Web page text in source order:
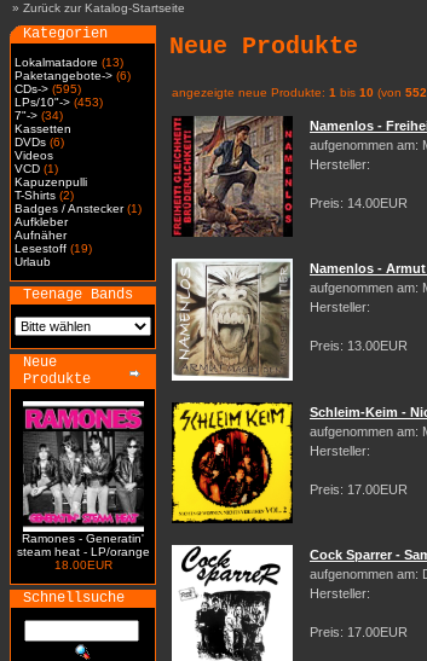
» Zurück zur Katalog-Startseite
Kategorien
Lokalmatadore (13)
Paketangebote-> (6)
CDs-> (595)
LPs/10"-> (453)
7"-> (34)
Kassetten
DVDs (6)
Videos
VCD (1)
Kapuzenpulli
T-Shirts (2)
Badges / Anstecker(1)
Aufkleber
Aufnäher
Lesestoff (19)
Urlaub
Teenage Bands
Neue
Produkte
Ramones - Generatin'
steam heat - LP/orange
18.00EUR
Schnellsuche
Neue Produkte
angezeigte neue Produkte: 1 bis 10 (von 552
Namenlos -
aufgenommen am:
Hersteller:
Preis: 14.00EUR
Namenlos -
aufgenommen am:
Hersteller:
Preis: 13.00EUR
Schleim-Keim -
aufgenommen am:
Hersteller:
Preis: 17.00EUR
Cock Sparrer -
aufgenommen am:
Hersteller:
Preis: 17.00EUR